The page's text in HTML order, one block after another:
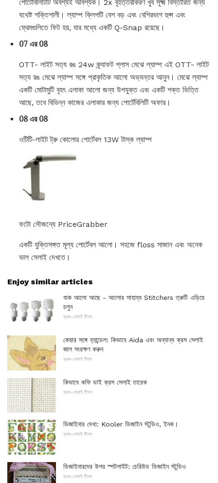
পোর্টেবিলিটিটি অবশ্যই আবশ্যক। 2x বৃহত্তরীকরণ খুব সূক্ষ্ম বিস্তারিত জন্য
যথেষ্ট শক্তিশালী। ল্যাম্প ক্লিপটি বেশ বড় এবং বেশিরভাগ হুপ্স এবং
ফ্রেমগুলিতে ফিট হয়, যার মধ্যে একটি Q-Snap রয়েছে।
07 এর 08
OTT- লাইট সত্য রঙ 24w ক্র্যাফট প্লাস মেঝে ল্যাম্প এই OTT- লাইট
সত্য রঙ মেঝে ল্যাম্প সঙ্গে প্রাকৃতিক আলো অভ্যন্তর আনুন। মেঝে ল্যাম্প
একটি মোটামুটি বৃহৎ এলাকা আলো জন্য উপযুক্ত এবং একটি শক্ত ভিত্তি
আছে, তবে বিভিন্ন কাজের এলাকার জন্য পোর্টেবিলিটি অফার।
08 এর 08
ওটিটি-লাইট ট্রু কোলোর পোর্টেবল 13W টাস্ক ল্যাম্প
ফটো সৌজন্যে PriceGrabber
একটি যুক্তিসঙ্গত মূল্য পোর্টেবল আলো। সহজে floss সাজান এবং অনেক
ভাল সেলাই দেখতে।
Enjoy similar articles
যাক আলো আছে - আলোর সাহায্য Stitchers ত্রুটি এড়িয়ে
চলুন
ক্রস-সেলাই টিপস
কেয়ার সঙ্গে হ্যান্ডেল: কিভাবে Aida এবং অন্যান্য ক্রস সেলাই
জাল সংরক্ষণ করুন
ক্রস-সেলাই টিপস
কিভাবে কফি ডাই ক্রস সেলাই তারেক
ক্রস-সেলাই টিপস
ডিজাইনার দেখা: Kooler ডিজাইন স্টুডিও, ইনক।
ক্রস-সেলাই টিপস
ডিজাইনারদের উপর স্পটলাইট: চেরিউড ডিজাইন স্টুডিও
ক্রস-সেলাই টিপস